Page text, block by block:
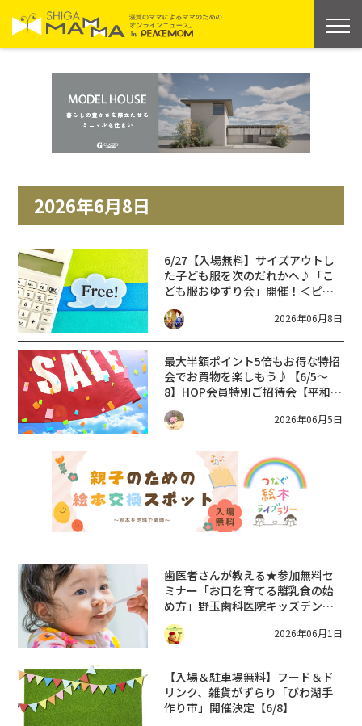
2026年6月8日
6/27【入場無料】サイズアウトし
た子ども服を次のだれかへ♪「こ
ども服おゆずり会」開催！＜ピエ
リ守山＞
2026年06月8日
最大半額ポイント5倍もお得な特招
会でお買物を楽しもう♪【6/5～
8】HOP会員特別ご招待会【平和堂
対象店舗】
2026年06月5日
歯医者さんが教える★参加無料セ
ミナー「お口を育てる離乳食の始
め方」野玉歯科医院キッズデンタ
ルスタジオ【6/8・7/10】
2026年06月1日
【入場＆駐車場無料】フード＆ド
リンク、雑貨がずらり「びわ湖手
作り市」開催決定【6/8】